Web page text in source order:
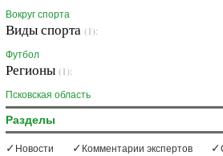
Вокруг спорта
Виды спорта (1):
Футбол
Регионы (1):
Псковская область
Разделы
Новости Комментарии экспертов